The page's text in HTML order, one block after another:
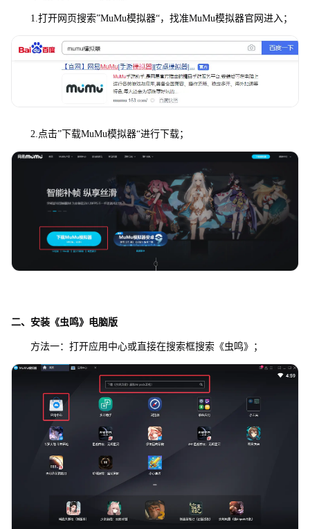
1.打开网页搜索”MuMu模拟器“，找准MuMu模拟器官网进入；
2.点击”下载MuMu模拟器“进行下载；
二、安装《虫鸣》电脑版
方法一：打开应用中心或直接在搜索框搜索《虫鸣》；